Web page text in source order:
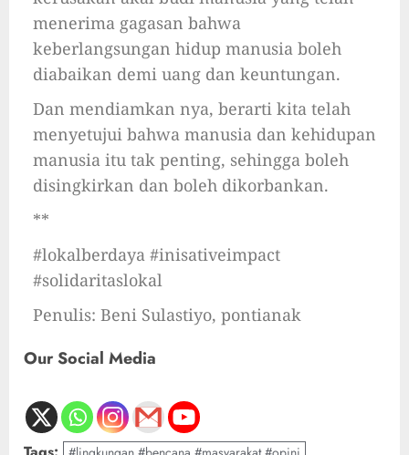
menerima gagasan bahwa
keberlangsungan hidup manusia boleh
diabaikan demi uang dan keuntungan.
Dan mendiamkan nya, berarti kita telah
menyetujui bahwa manusia dan kehidupan
manusia itu tak penting, sehingga boleh
disingkirkan dan boleh dikorbankan.
**
#lokalberdaya #inisativeimpact
#solidaritaslokal
Penulis: Beni Sulastiyo, pontianak
Our Social Media